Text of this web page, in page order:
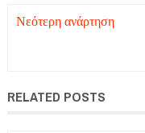
Νεότερη ανάρτηση
RELATED POSTS